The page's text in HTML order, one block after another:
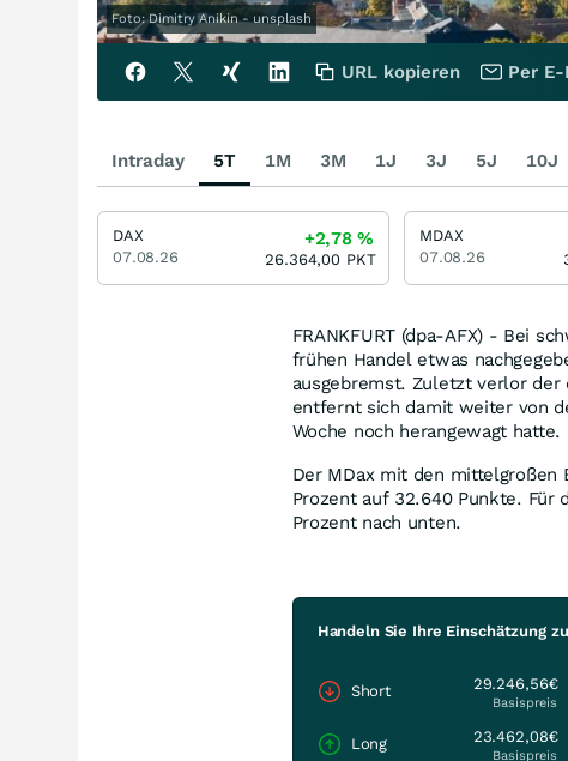
Foto: Dimitry Anikin - unsplash
FRANKFURT (dpa-AFX) - Bei
frühen Handel etwas
ausgebremst. Zuletzt verlor der
entfernt sich damit weiter von
Woche noch herangewagt hatte.
Der MDax mit den mittelgroßen
Prozent auf 32.640 Punkte. Für
Prozent nach unten.
Handeln Sie Ihre Einschätzung
Short 29.246,56€
Basispreis
Long 23.462,08€
Basispreis
URL kopieren Per
Intraday 5T 1M 3M 1J 3J 5J 10J
DAX
07.08.26
+2,78%
26.364,00 PKT
MDAX
07.08.26